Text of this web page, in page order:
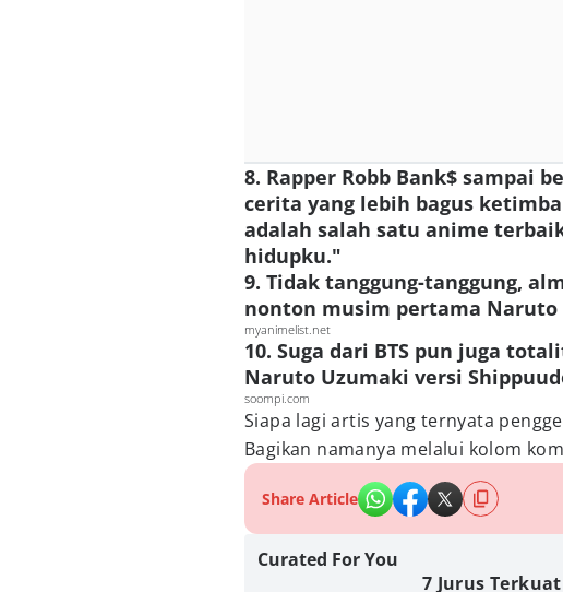
8. Rapper Robb Bank$ sampai
cerita yang lebih bagus
adalah salah satu anime
hidupku."
9. Tidak tanggung-tanggung,
nonton musim pertama
myanimelist.net
10. Suga dari BTS pun juga
Naruto Uzumaki versi
soompi.com
Siapa lagi artis yang ternyata
Bagikan namanya melalui kolom
Share Article
Curated For You
7 Jurus